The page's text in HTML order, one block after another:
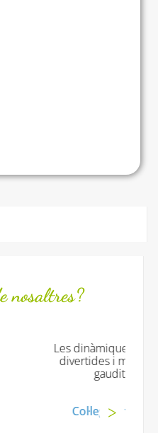
nosaltres?
han estat originals
profitoses. Han
Virgen de la Salud